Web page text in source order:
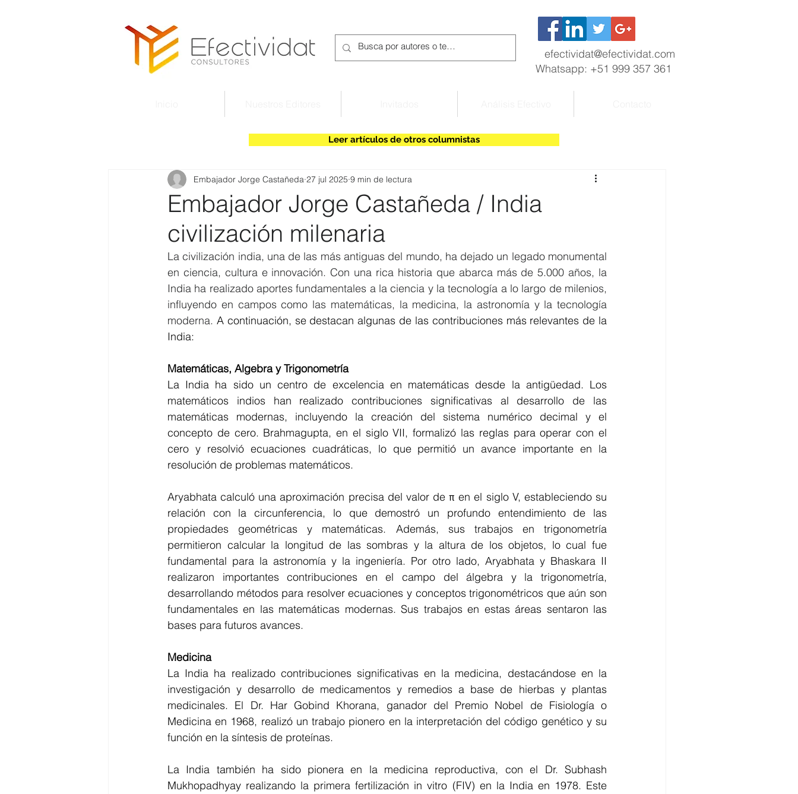
efectividat@efectividat.com
Whatsapp: +51 999 357 361
Leer artículos de otros columnistas
Embajador Jorge Castañeda / India
civilización milenaria
Embajador Jorge Castañeda 27 jul 2025 9 min de lectura
La civilización india, una de las más antiguas del mundo, ha dejado un legado monumental
en ciencia, cultura e innovación. Con una rica historia que abarca más de 5.000 años, la
India ha realizado aportes fundamentales a la ciencia y la tecnología a lo largo de milenios,
influyendo en campos como las matemáticas, la medicina, la astronomía y la tecnología
moderna. A continuación, se destacan algunas de las contribuciones más relevantes de la
India:
Matemáticas, Algebra y Trigonometría
La India ha sido un centro de excelencia en matemáticas desde la antigüedad. Los
matemáticos indios han realizado contribuciones significativas al desarrollo de las
matemáticas modernas, incluyendo la creación del sistema numérico decimal y el
concepto de cero. Brahmagupta, en el siglo VII, formalizó las reglas para operar con el
cero y resolvió ecuaciones cuadráticas, lo que permitió un avance importante en la
resolución de problemas matemáticos.
Aryabhata calculó una aproximación precisa del valor de π en el siglo V, estableciendo su
relación con la circunferencia, lo que demostró un profundo entendimiento de las
propiedades geométricas y matemáticas. Además, sus trabajos en trigonometría
permitieron calcular la longitud de las sombras y la altura de los objetos, lo cual fue
fundamental para la astronomía y la ingeniería. Por otro lado, Aryabhata y Bhaskara II
realizaron importantes contribuciones en el campo del álgebra y la trigonometría,
desarrollando métodos para resolver ecuaciones y conceptos trigonométricos que aún son
fundamentales en las matemáticas modernas. Sus trabajos en estas áreas sentaron las
bases para futuros avances.
Medicina
La India ha realizado contribuciones significativas en la medicina, destacándose en la
investigación y desarrollo de medicamentos y remedios a base de hierbas y plantas
medicinales. El Dr. Har Gobind Khorana, ganador del Premio Nobel de Fisiología o
Medicina en 1968, realizó un trabajo pionero en la interpretación del código genético y su
función en la síntesis de proteínas.
La India también ha sido pionera en la medicina reproductiva, con el Dr. Subhash
Mukhopadhyay realizando la primera fertilización in vitro (FIV) en la India en 1978. Este